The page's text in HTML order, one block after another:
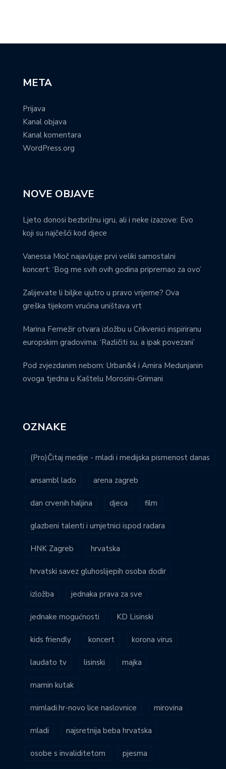
META
Prijava
Kanal objava
Kanal komentara
WordPress.org
NOVE OBJAVE
Ljeto donosi bezbrižnu igru, ali i neke izazove: Evo
koji su najčešći kod djece
Vanessa Mioč najavljuje prvi veliki samostalni
koncert: ‘Bog me svih ovih godina pripremao za ovo’
Zalijevate li biljke ujutro u pravo vrijeme? Ova
greška tijekom vrućina uništava vrt
Marina Fernežir otvara izložbu u Crikvenici inspiriranu
europskim gradovima: ‘Različiti su, a ipak povezani’
Pod zvjezdanim nebom: Urban&4 i Amira Medunjanin
ovoga tjedna u Kaštelu Morosini-Grimani
OZNAKE
(Pro)Čitaj medije - mladi i medijska pismenost danas
ansambl lado arena zagreb
dan crvenih haljina djeca film
glazbeni talenti i umjetnici ispod radara
HNK Zagreb hrvatska
hrvatski savez gluhoslijepih osoba dodir
izložba jednaka prava za sve
jednake mogućnosti KD Lisinski
kids friendly koncert korona virus
laudato tv lisinski majka
mamin kutak
mimladi.hr-novo lice naslovnice mirovina
mladi najsretnija beba hrvatska
osobe s invaliditetom pjesma